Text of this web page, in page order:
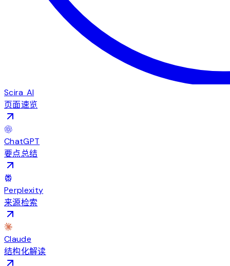
Scira AI
页面速览
ChatGPT
要点总结
Perplexity
来源检索
Claude
结构化解读